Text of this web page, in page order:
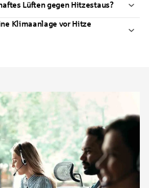
Lüften gegen Hitzestaus?
Klimaanlage vor Hitze